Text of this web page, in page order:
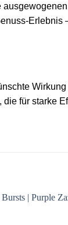
Erlebnis
für starke